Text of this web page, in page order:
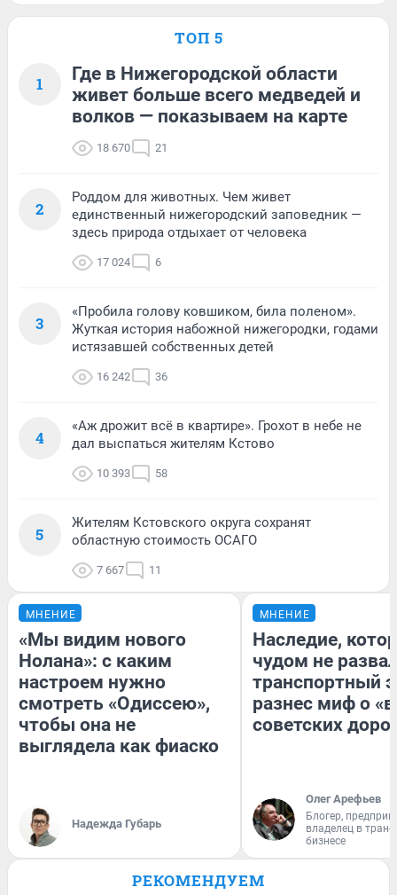
ТОП 5
1
Где в Нижегородской области
живет больше всего медведей и
волков — показываем на карте
18 670 21
2
Роддом для животных. Чем живет
единственный нижегородский заповедник —
здесь природа отдыхает от человека
17 024 6
3
«Пробила голову ковшиком, била поленом».
Жуткая история набожной нижегородки, годами
истязавшей собственных детей
16 242 36
4
«Аж дрожит всё в квартире». Грохот в небе не
дал выспаться жителям Кстово
10 393 58
5
Жителям Кстовского округа сохранят
областную стоимость ОСАГО
7 667 11
МНЕНИЕ
«Мы видим нового
Нолана»: с каким
настроем нужно
смотреть «Одиссею»,
чтобы она не
выглядела как фиаско
Надежда Губарь
МНЕНИЕ
Наследие,
чудом не
транспортный
разнес миф о
советских
Олег Арефьев
Блогер,
владелец в
бизнесе
РЕКОМЕНДУЕМ